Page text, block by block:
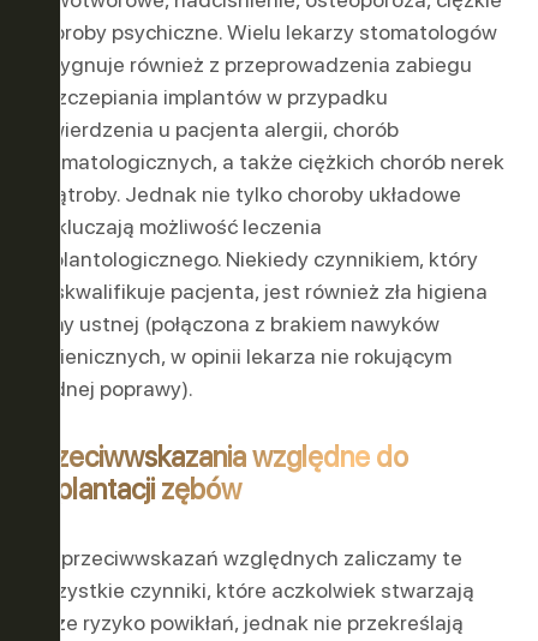
choroby psychiczne. Wielu lekarzy stomatologów
rezygnuje również z przeprowadzenia zabiegu
wszczepiania implantów w przypadku
stwierdzenia u pacjenta alergii, chorób
reumatologicznych, a także ciężkich chorób nerek
i wątroby. Jednak nie tylko choroby układowe
wykluczają możliwość leczenia
implantologicznego. Niekiedy czynnikiem, który
dyskwalifikuje pacjenta, jest również zła higiena
jamy ustnej (połączona z brakiem nawyków
higienicznych, w opinii lekarza nie rokującym
żadnej poprawy).
Przeciwwskazania względne do
implantacji zębów
Do przeciwwskazań względnych zaliczamy te
wszystkie czynniki, które aczkolwiek stwarzają
duże ryzyko powikłań, jednak nie przekreślają